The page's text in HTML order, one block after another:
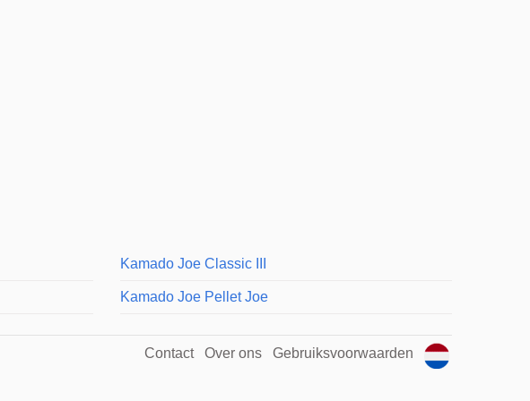
Kamado Joe Classic III
Kamado Joe Pellet Joe
Contact Over ons Gebruiksvoorwaarden